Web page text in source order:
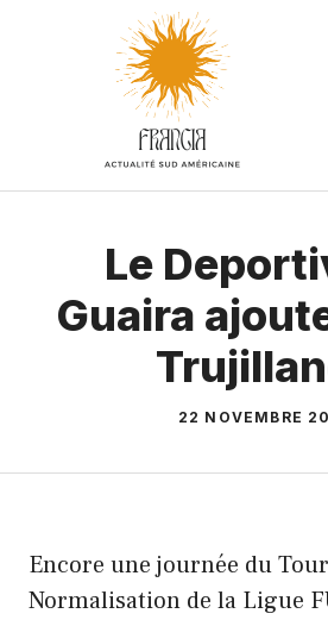
Le
Guaira
22 NOVEMBRE
Encore une journée du
Normalisation de la Ligue